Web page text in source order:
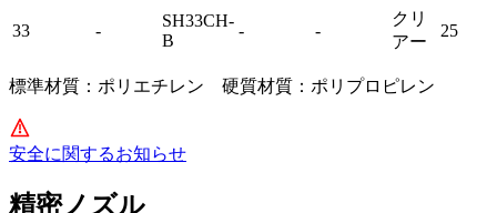
33 -
SH33CH-
B
- -
クリ
アー
25
標準材質：ポリエチレン 硬質材質：ポリプロピレン
安全に関するお知らせ
精密ノズル